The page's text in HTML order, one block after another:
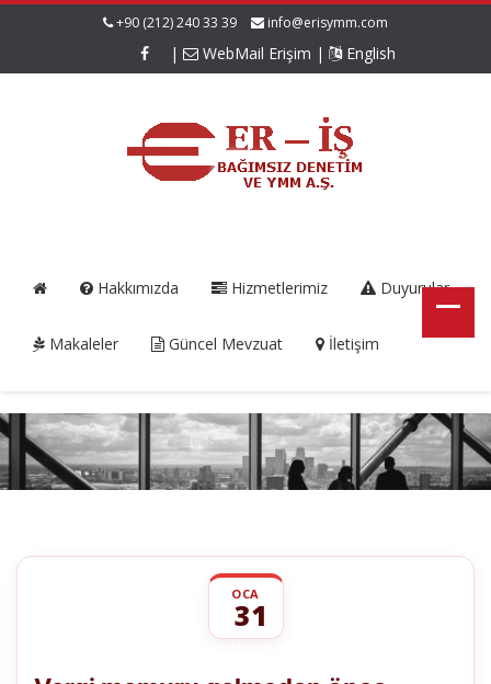
+90 (212) 240 33 39 info@erisymm.com
| WebMail Erişim | English
Hakkımızda Hizmetlerimiz Duyurular
Makaleler Güncel Mevzuat İletişim
OCA
31